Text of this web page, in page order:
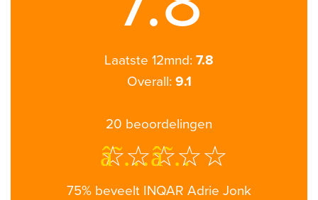
Laatste 12mnd: 7.8
Overall: 9.1
20 beoordelingen
75% beveelt INQAR Adrie Jonk